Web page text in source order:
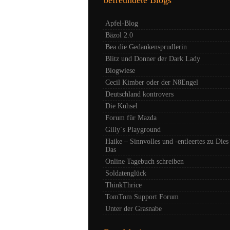
Apfel-Blog
Bäzol 2.0
Bea die Gedankensprudlerin
Blitz und Donner der Dark Lady
Blogwiese
Cecil Kimber oder der N8Engel
Deutschland kontrovers
Die Kuhsel
Forum für Mazda
Gilly´s Playground
Haike – Sinnvolles und -entleertes zu Dies
Das
Online Tagebuch schreiben
Soldatenglück
ThinkThrice
TomTom Support Forum
Unter der Grasnabe